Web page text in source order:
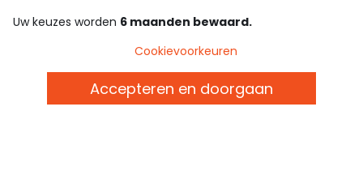
Uw keuzes worden 6 maanden bewaard.
Cookievoorkeuren
Accepteren en doorgaan